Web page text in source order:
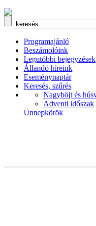
Programajánló
Beszámolóink
Legutóbbi bejegyzések
Állandó híreink
Eseménynaptár
Keresés, szűrés
Nagyböjt és
Adventi időszak
Ünnepkörök